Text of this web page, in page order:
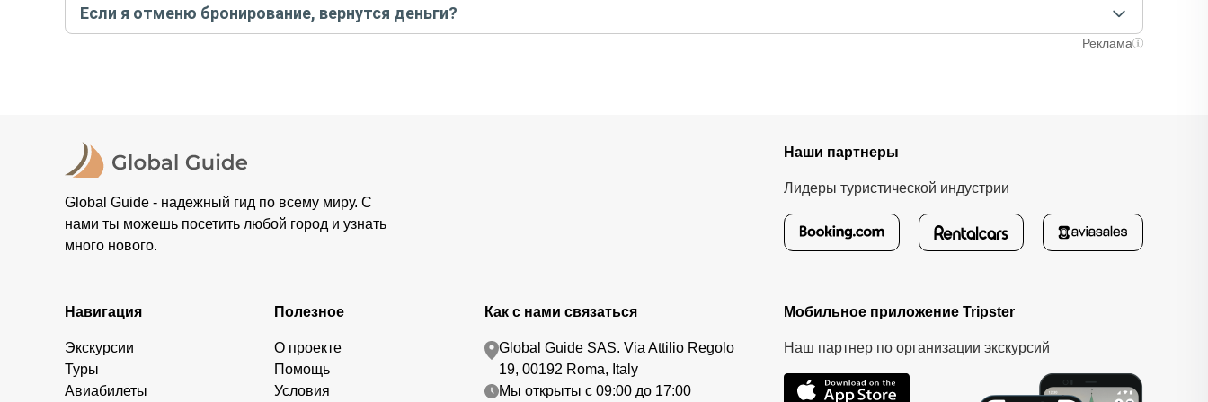
контакты организатора и точное место встречи. Оставшуюся стоимость оплатите организатору напрямую. В редких случаях оплата полностью происходит на сайте.
Если я отменю бронирование, вернутся деньги?
Реклама
Global Guide - надежный гид по всему миру. С
нами ты можешь посетить любой город и узнать
много нового.
Наши партнеры
Лидеры туристической индустрии
Навигация
Экскурсии
Туры
Авиабилеты
Полезное
О проекте
Помощь
Условия
Как с нами связаться
Global Guide SAS. Via Attilio Regolo
19, 00192 Roma, Italy
Мы открыты с 09:00 до 17:00
Мобильное приложение Tripster
Наш партнер по организации экскурсий